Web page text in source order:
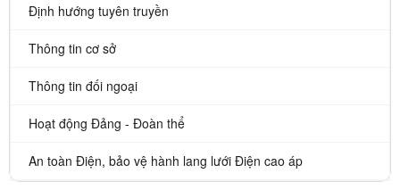
Định hướng tuyên truyền
Thông tin cơ sở
Thông tin đối ngoại
Hoạt động Đảng - Đoàn thể
An toàn Điện, bảo vệ hành lang lưới Điện cao áp